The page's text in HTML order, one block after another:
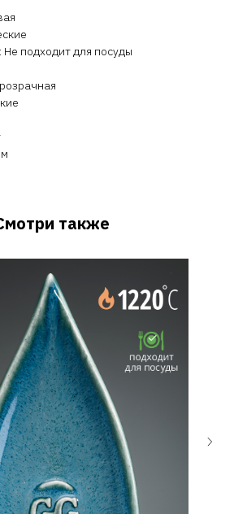
подходит для посуды
также